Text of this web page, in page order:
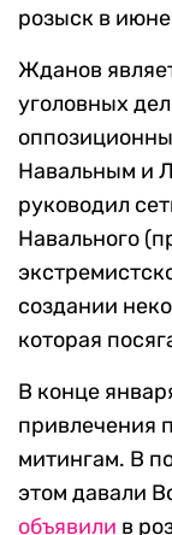
розыск в
Жданов
уголовных
Навальным и
руководил
Навального
создании
которая
В конце
привлечения
митингам. В
этом давали
объявили в